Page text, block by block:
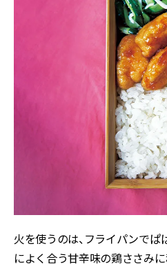
火を使うのは、フライパンでぱ
によく合う甘辛味の鶏ささみ